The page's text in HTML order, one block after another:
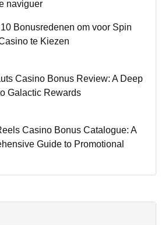
naviguer
10 Bonusredenen om voor Spin
te Kiezen
Casino Bonus Review: A Deep
Galactic Rewards
Casino Bonus Catalogue: A
Guide to Promotional